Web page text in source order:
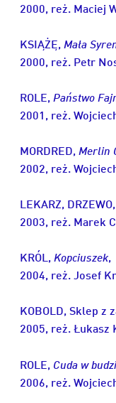
2000, reż. Maciej
KSIĄŻĘ, Mała
2000, reż. Petr
ROLE, Państwo
2001, reż.
MORDRED, Merlin
2002, reż.
LEKARZ,
2003, reż. Marek
KRÓL, Kopciuszek,
2004, reż. Josef
KOBOLD, Sklep z
2005, reż. Łukasz
ROLE, Cuda w
2006, reż.